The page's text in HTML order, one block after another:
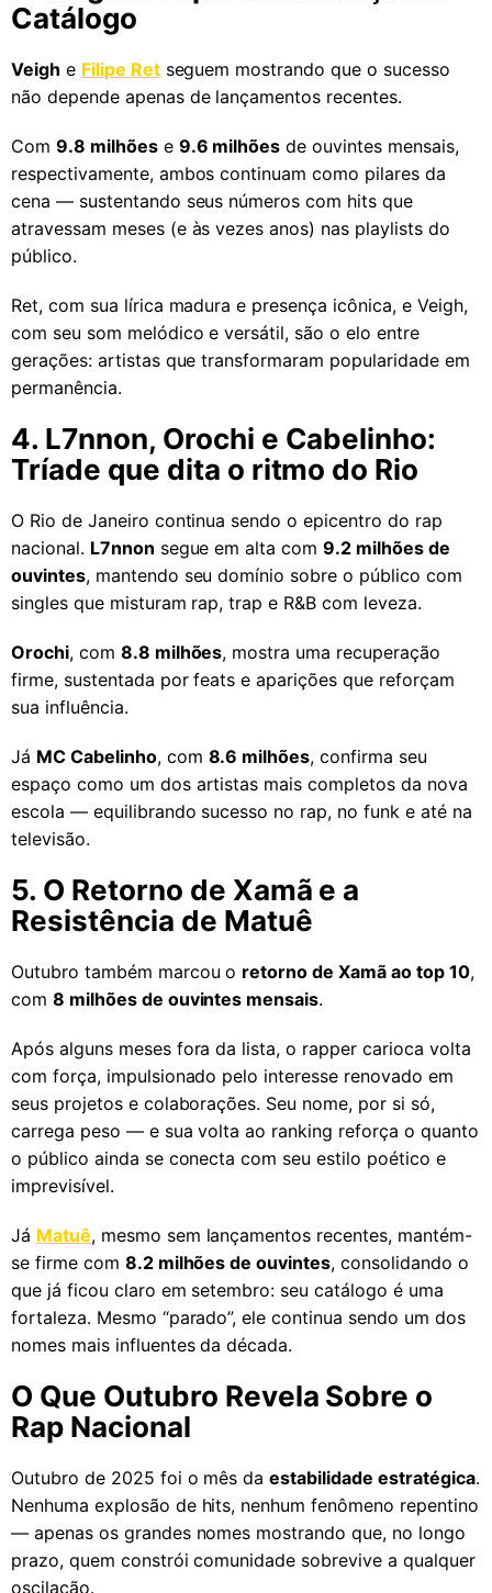
Catálogo
Veigh e Filipe Retseguem mostrando que o sucesso
não depende apenas de lançamentos recentes.
Com 9.8 milhõese 9.6 milhões de ouvintes mensais,
respectivamente, ambos continuam como pilares da
cena — sustentando seus números com hits que
atravessam meses (e às vezes anos) nas playlists do
público.
Ret, com sua lírica madura e presença icônica, e Veigh,
com seu som melódico e versátil, são o elo entre
gerações: artistas que transformaram popularidade em
permanência.
4. L7nnon, Orochi e Cabelinho:
Tríade que dita o ritmo do Rio
O Rio de Janeiro continua sendo o epicentro do rap
nacional. L7nnon segue em alta com9.2 milhões de
ouvintes, mantendo seu domínio sobre o público com
singles que misturam rap, trap e R&B com leveza.
Orochi, com 8.8 milhões, mostra uma recuperação
firme, sustentada por feats e aparições que reforçam
sua influência.
Já MC Cabelinho, com 8.6 milhões, confirma seu
espaço como um dos artistas mais completos da nova
escola — equilibrando sucesso no rap, no funk e até na
televisão.
5. O Retorno de Xamã e a
Resistência de Matuê
Outubro também marcou o retorno de Xamã ao top 10,
com 8 milhões de ouvintes mensais.
Após alguns meses fora da lista, o rapper carioca volta
com força, impulsionado pelo interesse renovado em
seus projetos e colaborações. Seu nome, por si só,
carrega peso — e sua volta ao ranking reforça o quanto
o público ainda se conecta com seu estilo poético e
imprevisível.
Já Matuê, mesmo sem lançamentos recentes, mantém-
se firme com 8.2 milhões de ouvintes, consolidando o
que já ficou claro em setembro: seu catálogo é uma
fortaleza. Mesmo “parado”, ele continua sendo um dos
nomes mais influentes da década.
O Que Outubro Revela Sobre o
Rap Nacional
Outubro de 2025 foi o mês daestabilidade estratégica.
Nenhuma explosão de hits, nenhum fenômeno repentino
— apenas os grandes nomes mostrando que, no longo
prazo, quem constrói comunidade sobrevive a qualquer
oscilação.